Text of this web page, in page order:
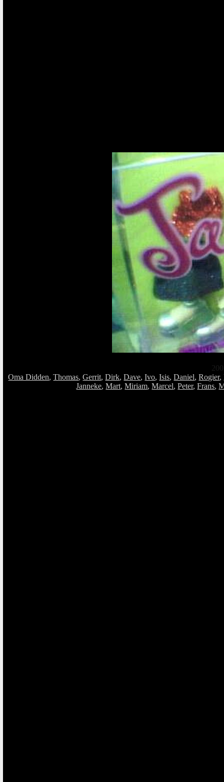
Oma Didden,Thomas,Gerrit,Dirk,Dave,Ivo,Isis,Daniel,Rogier,
Janneke,Mart,Miriam,Marcel,Peter,Frans,